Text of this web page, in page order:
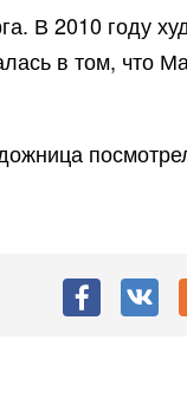
В 2010 году
в том, что